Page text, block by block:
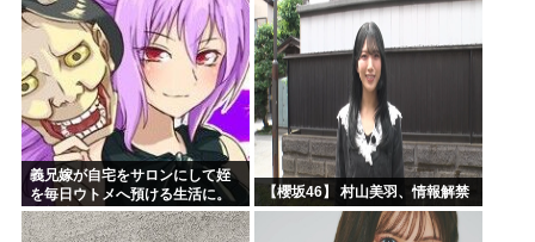
義兄嫁が自宅をサロンにして姪
を毎日ウトメへ預ける生活に。
数年後、そのツケが一気に回っ
てきて…
【櫻坂46】 村山美羽、情報解禁